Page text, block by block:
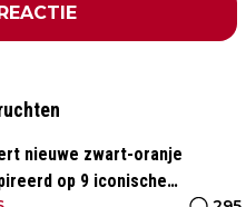
nieuwe zwart-oranje
op 9 iconische